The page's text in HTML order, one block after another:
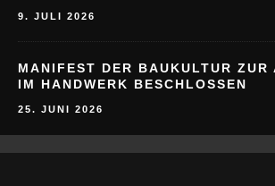
9. JULI 2026
MANIFEST DER BAUKULTUR ZUR
IM HANDWERK BESCHLOSSEN
25. JUNI 2026